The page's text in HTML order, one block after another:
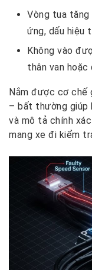
Vòng tua tăng
ứng, dấu hiệu
Không vào
thân van
Nắm được cơ chế
– bất thường giúp
và mô tả chính
mang xe đi kiểm